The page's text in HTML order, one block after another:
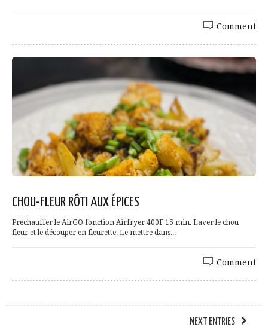
Comment
CHOU-FLEUR RÔTI AUX ÉPICES
Préchauffer le AirGO fonction Airfryer 400F 15 min. Laver le chou
fleur et le découper en fleurette. Le mettre dans...
Comment
NEXT ENTRIES